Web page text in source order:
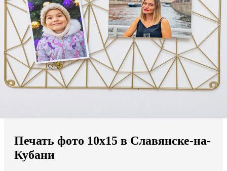
Мы доставляем по всему миру
Продолжить без города
Печать фото 10х15 в Славянске-на-
Кубани